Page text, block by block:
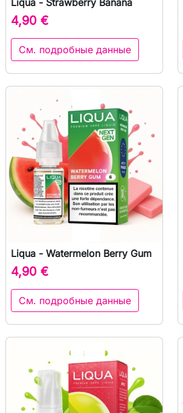
 Быстрый просмотр
4,90 €
См. подробные данные
 Быстрый просмотр
Liqua - Watermelon Berry Gum
4,90 €
См. подробные данные